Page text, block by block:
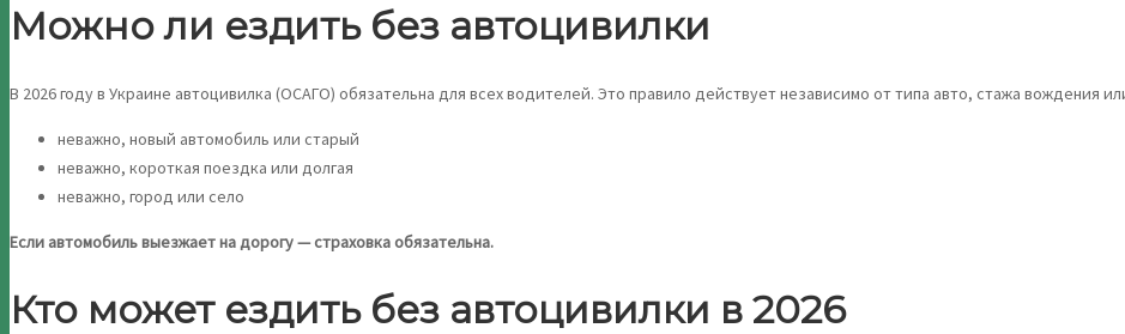
Можно ли ездить без автоцивилки
В 2026 году в Украине автоцивилка (ОСАГО) обязательна для всех водителей. Это правило действует независимо от типа авто, стажа вождения
неважно, новый автомобиль или старый
неважно, короткая поездка или долгая
неважно, город или село
Если автомобиль выезжает на дорогу — страховка обязательна.
Кто может ездить без автоцивилки в 2026